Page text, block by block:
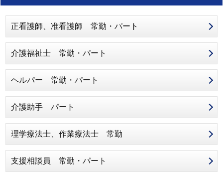
正看護師、准看護師 常勤・パート
介護福祉士 常勤・パート
ヘルパー 常勤・パート
介護助手 パート
理学療法士、作業療法士 常勤
支援相談員 常勤・パート